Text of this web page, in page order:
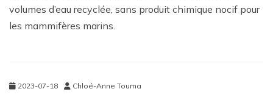
volumes d’eau recyclée, sans produit chimique nocif pour
les mammifères marins.
2023-07-18 Chloé-Anne Touma